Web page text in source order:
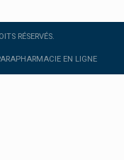
RÉSERVÉS.
EN LIGNE